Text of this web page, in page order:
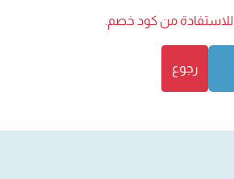
للاستفادة من كود خصم.
رجوع